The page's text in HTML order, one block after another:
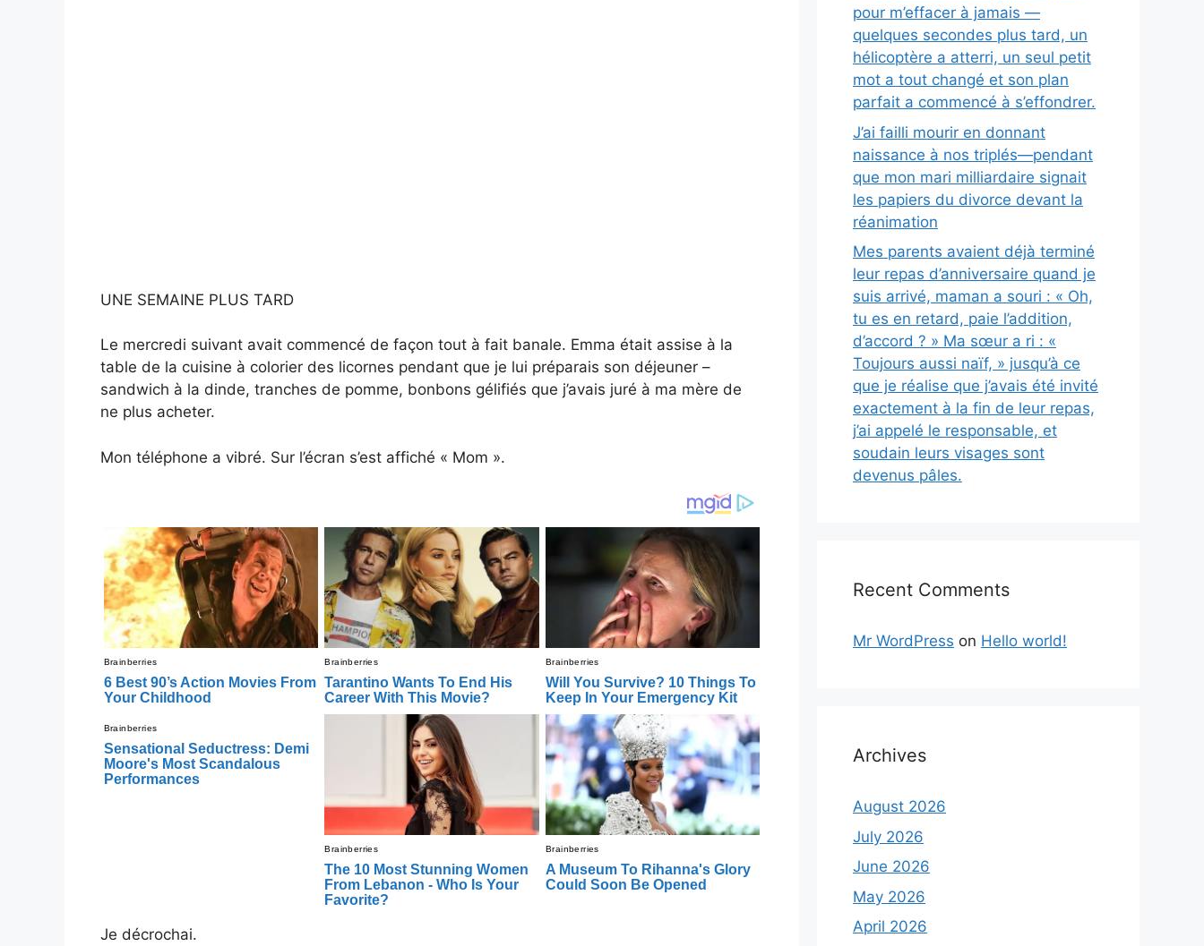
UNE SEMAINE PLUS TARD
Le mercredi suivant avait commencé de façon tout à fait banale. Emma était assise à la
table de la cuisine à colorier des licornes pendant que je lui préparais son déjeuner –
sandwich à la dinde, tranches de pomme, bonbons gélifiés que j’avais juré à ma mère de
ne plus acheter.
Mon téléphone a vibré. Sur l’écran s’est affiché « Mom ».
Je décrochai.
pour m’effacer à jamais —
quelques secondes plus tard, un
hélicoptère a atterri, un seul petit
mot a tout changé et son plan
parfait a commencé à s’effondrer.
J’ai failli mourir en donnant
naissance à nos triplés—pendant
que mon mari milliardaire signait
les papiers du divorce devant la
réanimation
Mes parents avaient déjà terminé
leur repas d’anniversaire quand je
suis arrivé, maman a souri : « Oh,
tu es en retard, paie l’addition,
d’accord ? » Ma sœur a ri : «
Toujours aussi naïf, » jusqu’à ce
que je réalise que j’avais été invité
exactement à la fin de leur repas,
j’ai appelé le responsable, et
soudain leurs visages sont
devenus pâles.
Recent Comments
Mr WordPress on Hello world!
Archives
August 2026
July 2026
June 2026
May 2026
April 2026